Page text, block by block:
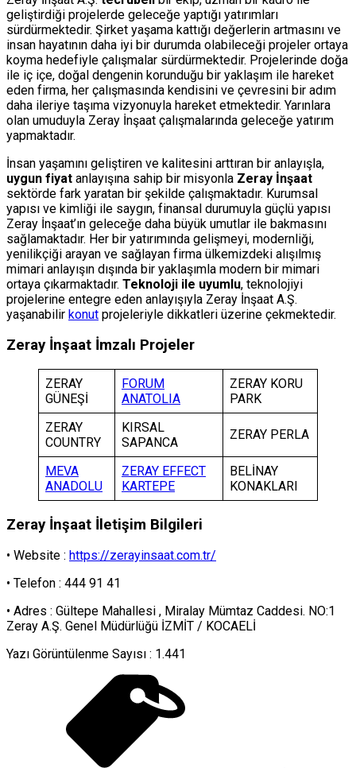
geliştirdiği projelerde geleceğe yaptığı yatırımları
sürdürmektedir. Şirket yaşama kattığı değerlerin artmasını ve
insan hayatının daha iyi bir durumda olabileceği projeler ortaya
koyma hedefiyle çalışmalar sürdürmektedir. Projelerinde doğa
ile iç içe, doğal dengenin korunduğu bir yaklaşım ile hareket
eden firma, her çalışmasında kendisini ve çevresini bir adım
daha ileriye taşıma vizyonuyla hareket etmektedir. Yarınlara
olan umuduyla Zeray İnşaat çalışmalarında geleceğe yatırım
yapmaktadır.
İnsan yaşamını geliştiren ve kalitesini arttıran bir anlayışla,
uygun fiyat anlayışına sahip bir misyonla Zeray İnşaat
sektörde fark yaratan bir şekilde çalışmaktadır. Kurumsal
yapısı ve kimliği ile saygın, finansal durumuyla güçlü yapısı
Zeray İnşaat’ın geleceğe daha büyük umutlar ile bakmasını
sağlamaktadır. Her bir yatırımında gelişmeyi, modernliği,
yenilikçiği arayan ve sağlayan firma ülkemizdeki alışılmış
mimari anlayışın dışında bir yaklaşımla modern bir mimari
ortaya çıkarmaktadır. Teknoloji ile uyumlu, teknolojiyi
projelerine entegre eden anlayışıyla Zeray İnşaat A.Ş.
yaşanabilir konut projeleriyle dikkatleri üzerine çekmektedir.
Zeray İnşaat İmzalı Projeler
ZERAY
GÜNEŞİ
FORUM
ANATOLIA
ZERAY KORU
PARK
ZERAY
COUNTRY
KIRSAL
SAPANCA
ZERAY PERLA
MEVA
ANADOLU
ZERAY EFFECT
KARTEPE
BELİNAY
KONAKLARI
Zeray İnşaat İletişim Bilgileri
• Website : https://zerayinsaat.com.tr/
• Telefon : 444 91 41
• Adres : Gültepe Mahallesi , Miralay Mümtaz Caddesi. NO:1
Zeray A.Ş. Genel Müdürlüğü İZMİT / KOCAELİ
Yazı Görüntülenme Sayısı : 1.441